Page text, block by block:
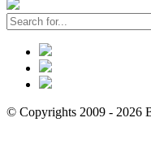
© Copyrights 2009 - 2026